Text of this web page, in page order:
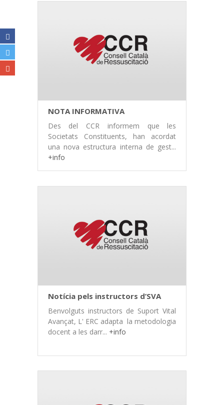
NOTA INFORMATIVA
Des del CCR informem que les
Societats Constituents, han acordat
una nova estructura interna de gest...
+info
Notícia pels instructors d’SVA
Benvolguts instructors de Suport Vital
Avançat, L' ERC adapta la metodologia
docent a les darr... +info